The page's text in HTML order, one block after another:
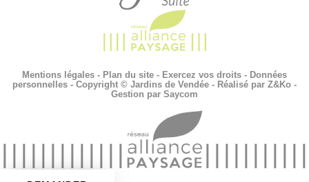
Mentions légales - Plan du site - Exercez vos droits - Données
personnelles - Copyright © Jardins de Vendée - Réalisé par Z&Ko -
Gestion par Saycom